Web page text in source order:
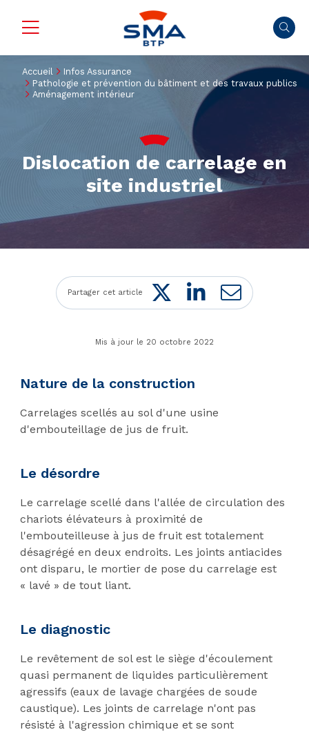
Accueil
Infos Assurance
Pathologie et prévention du bâtiment et des travaux publics
Aménagement intérieur
Dislocation de carrelage en
site industriel
Partager cet article Twitter
LinkedIn
Mail
Mis à jour le 20 octobre 2022
Nature de la construction
Carrelages scellés au sol d'une usine
d'embouteillage de jus de fruit.
Le désordre
Le carrelage scellé dans l'allée de circulation des
chariots élévateurs à proximité de
l'embouteilleuse à jus de fruit est totalement
désagrégé en deux endroits. Les joints antiacides
ont disparu, le mortier de pose du carrelage est
« lavé » de tout liant.
Le diagnostic
Le revêtement de sol est le siège d'écoulement
quasi permanent de liquides particulièrement
agressifs (eaux de lavage chargées de soude
caustique). Les joints de carrelage n'ont pas
résisté à l'agression chimique et se sont